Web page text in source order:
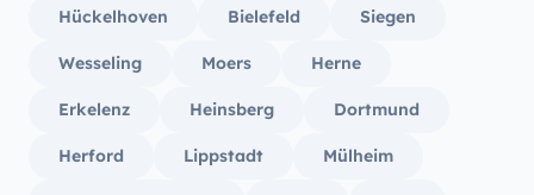
Hückelhoven Bielefeld Siegen
Wesseling Moers Herne
Erkelenz Heinsberg Dortmund
Herford Lippstadt Mülheim